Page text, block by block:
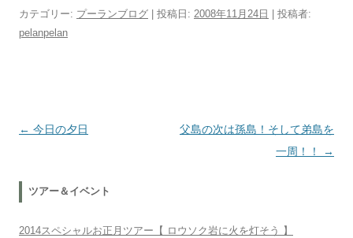
カテゴリー: プーランブログ | 投稿日: 2008年11月24日
投稿者:
pelanpelan
投稿ナビゲーション
← 今日の夕日
父島の次は孫島！そして弟島を
一周！！
→
ツアー＆イベント
2014スペシャルお正月ツアー【 ロウソク岩に火を灯そう 】